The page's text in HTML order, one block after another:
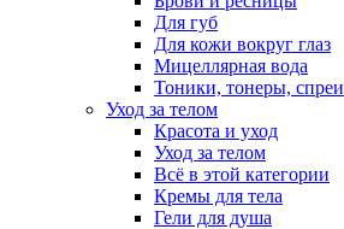
Для губ
Для кожи вокруг глаз
Мицеллярная вода
Тоники, тонеры, спреи
Уход за телом
Красота и уход
Уход за телом
Всё в этой категории
Кремы для тела
Гели для душа